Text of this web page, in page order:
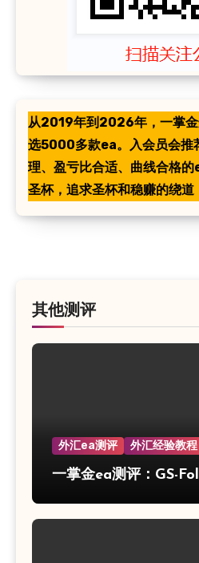
从2019年到2026年，一掌
选5000多款ea。入会员会推
理、盈亏比合适、曲线合格
圣杯，追求圣杯和稳赚的绕道
其他测评
外汇ea测评 外汇经验教程
一掌金ea测评：GS-